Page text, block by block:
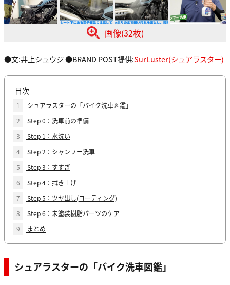
画像(32枚)
●文:井上シュウジ ●BRAND POST提供:SurLuster(シュアラスター)
目次
1
シュアラスターの「バイク洗車図鑑」
2
Step 0：洗車前の準備
3
Step 1：水洗い
4
Step 2：シャンプー洗車
5
Step 3：すすぎ
6
Step 4：拭き上げ
7
Step 5：ツヤ出し(コーティング)
8
Step 6：未塗装樹脂パーツのケア
9
まとめ
シュアラスターの「バイク洗車図鑑」